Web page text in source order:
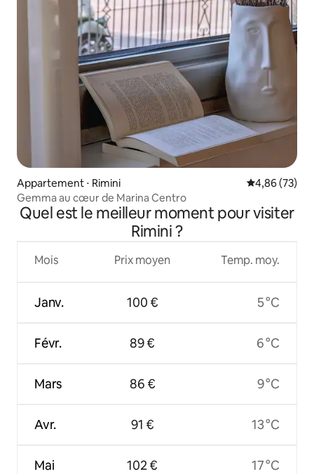
Appartement ⋅ Rimini Évaluation
4,86 (73)
Gemma au cœur de Marina Centro
Quel est le meilleur moment pour visiter
Rimini ?
Mois
Janv.
Févr.
Mars
Avr.
Mai
Prix moyen
100 €
89 €
86 €
91 €
102 €
Temp. moy.
5 °C
6 °C
9 °C
13 °C
17 °C